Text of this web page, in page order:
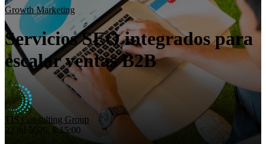
Eficiencia operativa
Insights
Nosotros
Contacto
Growth Marketing
Servicios SEO integrados para
escalar ventas B2B
TIS Consulting Group
22 jul 2026, 8:15:00